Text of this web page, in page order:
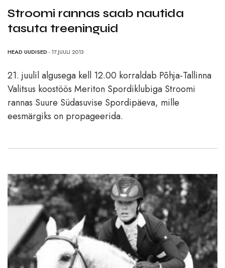
Stroomi rannas saab nautida
tasuta treeninguid
HEAD UUDISED - 17.JUULI 2013
21. juulil algusega kell 12.00 korraldab Põhja-Tallinna
Valitsus koostöös Meriton Spordiklubiga Stroomi
rannas Suure Südasuvise Spordipäeva, mille
eesmärgiks on propageerida.